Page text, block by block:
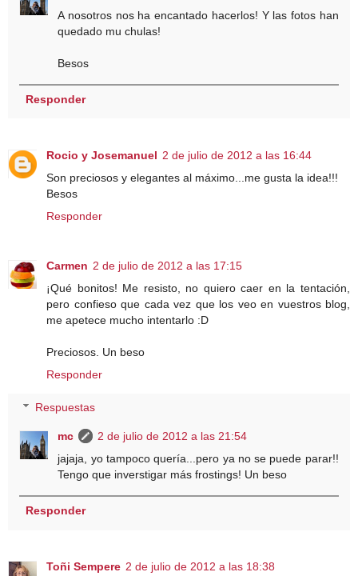
A nosotros nos ha encantado hacerlos! Y las fotos han
quedado mu chulas!
Besos
Responder
Rocio y Josemanuel 2 de julio de 2012 a las 16:44
Son preciosos y elegantes al máximo...me gusta la idea!!!
Besos
Responder
Carmen 2 de julio de 2012 a las 17:15
¡Qué bonitos! Me resisto, no quiero caer en la tentación,
pero confieso que cada vez que los veo en vuestros blog,
me apetece mucho intentarlo :D
Preciosos. Un beso
Responder
Respuestas
mc
2 de julio de 2012 a las 21:54
jajaja, yo tampoco quería...pero ya no se puede parar!!
Tengo que inverstigar más frostings! Un beso
Responder
Toñi Sempere 2 de julio de 2012 a las 18:38